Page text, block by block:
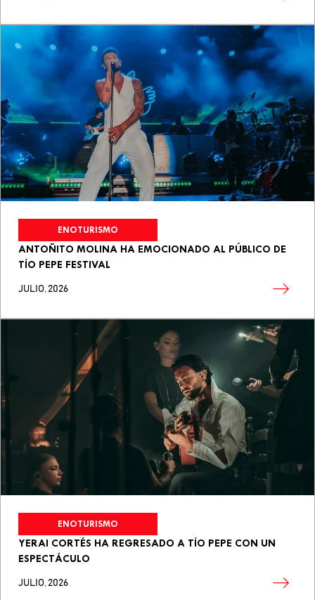
ENOTURISMO
ANTOÑITO MOLINA HA EMOCIONADO AL PÚBLICO DE
TÍO PEPE FESTIVAL
JULIO, 2026
ENOTURISMO
YERAI CORTÉS HA REGRESADO A TÍO PEPE CON UN
ESPECTÁCULO
JULIO, 2026